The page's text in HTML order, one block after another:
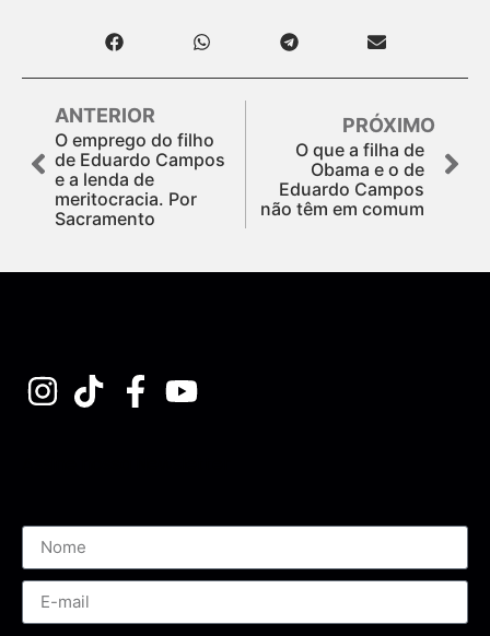
ANTERIOR
O emprego do filho
de Eduardo Campos
e a lenda de
meritocracia. Por
Sacramento
PRÓXIMO
O que a filha de
Obama e o de
Eduardo Campos
não têm em comum